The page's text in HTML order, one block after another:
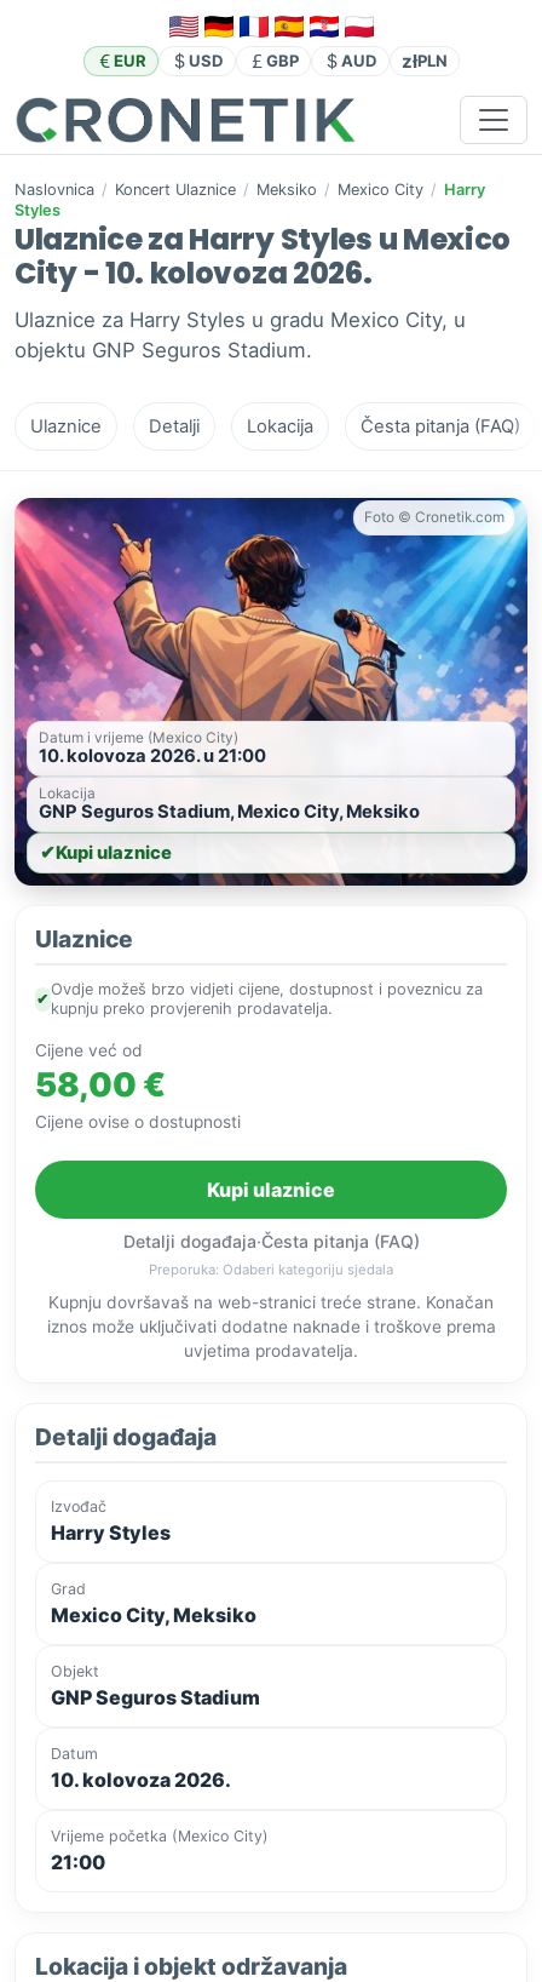
EUR USD GBP AUD złPLN
Naslovnica / Koncert Ulaznice / Meksiko / Mexico City / Harry
Styles
Ulaznice za Harry Styles u Mexico
City - 10. kolovoza 2026.
Ulaznice za Harry Styles u gradu Mexico City, u
objektu GNP Seguros Stadium.
Ulaznice Detalji Lokacija Česta pitanja (FAQ)
Foto © Cronetik.com
Datum i vrijeme (Mexico City)
10. kolovoza 2026. u 21:00
Lokacija
GNP Seguros Stadium, Mexico City, Meksiko
✔Kupi ulaznice
Ulaznice
✔
Ovdje možeš brzo vidjeti cijene, dostupnost i poveznicu za
kupnju preko provjerenih prodavatelja.
Cijene već od
58,00 €
Cijene ovise o dostupnosti
Kupi ulaznice
Detalji događaja·Česta pitanja (FAQ)
Preporuka: Odaberi kategoriju sjedala
Kupnju dovršavaš na web-stranici treće strane. Konačan
iznos može uključivati dodatne naknade i troškove prema
uvjetima prodavatelja.
Detalji događaja
Izvođač
Harry Styles
Grad
Mexico City, Meksiko
Objekt
GNP Seguros Stadium
Datum
10. kolovoza 2026.
Vrijeme početka (Mexico City)
21:00
Lokacija i objekt održavanja